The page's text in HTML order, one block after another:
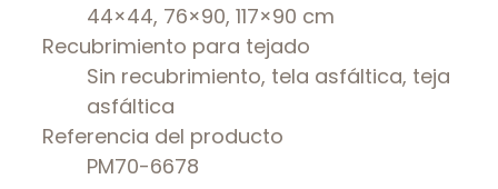
44×44, 76×90, 117×90 cm
Recubrimiento para tejado
Sin recubrimiento, tela asfáltica, teja
asfáltica
Referencia del producto
PM70-6678